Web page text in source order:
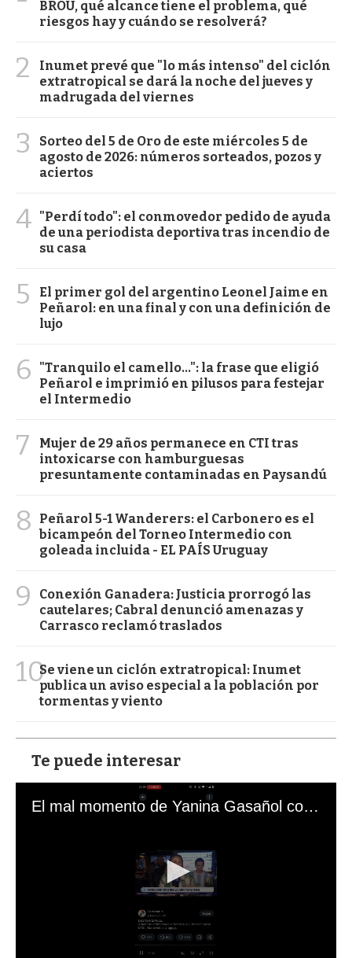
BROU, qué alcance tiene el problema, qué
riesgos hay y cuándo se resolverá?
2
Inumet prevé que "lo más intenso" del ciclón
extratropical se dará la noche del jueves y
madrugada del viernes
3
Sorteo del 5 de Oro de este miércoles 5 de
agosto de 2026: números sorteados, pozos y
aciertos
4 "Perdí todo": el conmovedor pedido de ayuda
de una periodista deportiva tras incendio de
su casa
5
El primer gol del argentino Leonel Jaime en
Peñarol: en una final y con una definición de
lujo
6
"Tranquilo el camello...": la frase que eligió
Peñarol e imprimió en pilusos para festejar
el Intermedio
7
Mujer de 29 años permanece en CTI tras
intoxicarse con hamburguesas
presuntamente contaminadas en Paysandú
8
Peñarol 5-1 Wanderers: el Carbonero es el
bicampeón del Torneo Intermedio con
goleada incluida - EL PAÍS Uruguay
9
Conexión Ganadera: Justicia prorrogó las
cautelares; Cabral denunció amenazas y
Carrasco reclamó traslados
10Se viene un ciclón extratropical: Inumet
publica un aviso especial a la población por
tormentas y viento
Te puede interesar
El mal momento de Yanina Gasañol con un hincha argentino en "Subrayado"